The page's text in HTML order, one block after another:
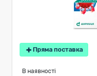
Пряма поставка
В наявності